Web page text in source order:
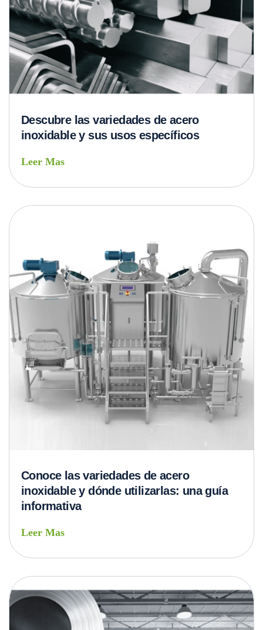
Descubre las variedades de acero
inoxidable y sus usos específicos
Leer Mas
Conoce las variedades de acero
inoxidable y dónde utilizarlas: una guía
informativa
Leer Mas